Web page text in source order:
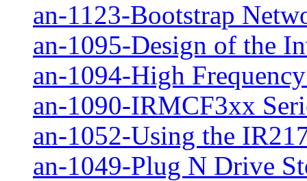
an-1123-Bootstrap
an-1095-Design of the
an-1094-High
an-1090-IRMCF3xx
an-1052-Using the
an-1049-Plug N Drive